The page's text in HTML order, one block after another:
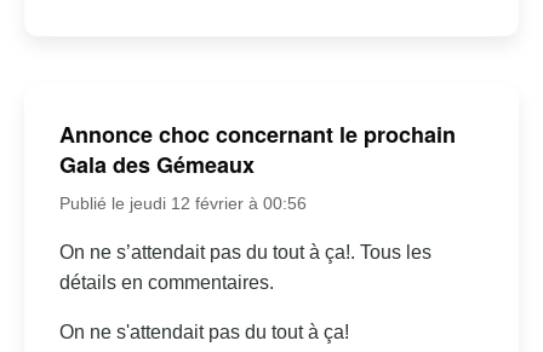
Annonce choc concernant le prochain
Gala des Gémeaux
Publié le jeudi 12 février à 00:56
On ne s’attendait pas du tout à ça!. Tous les
détails en commentaires.
On ne s'attendait pas du tout à ça!